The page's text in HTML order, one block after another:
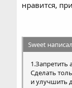
нравится,
Sweet
1.Запретить
Сделать
и улучшить